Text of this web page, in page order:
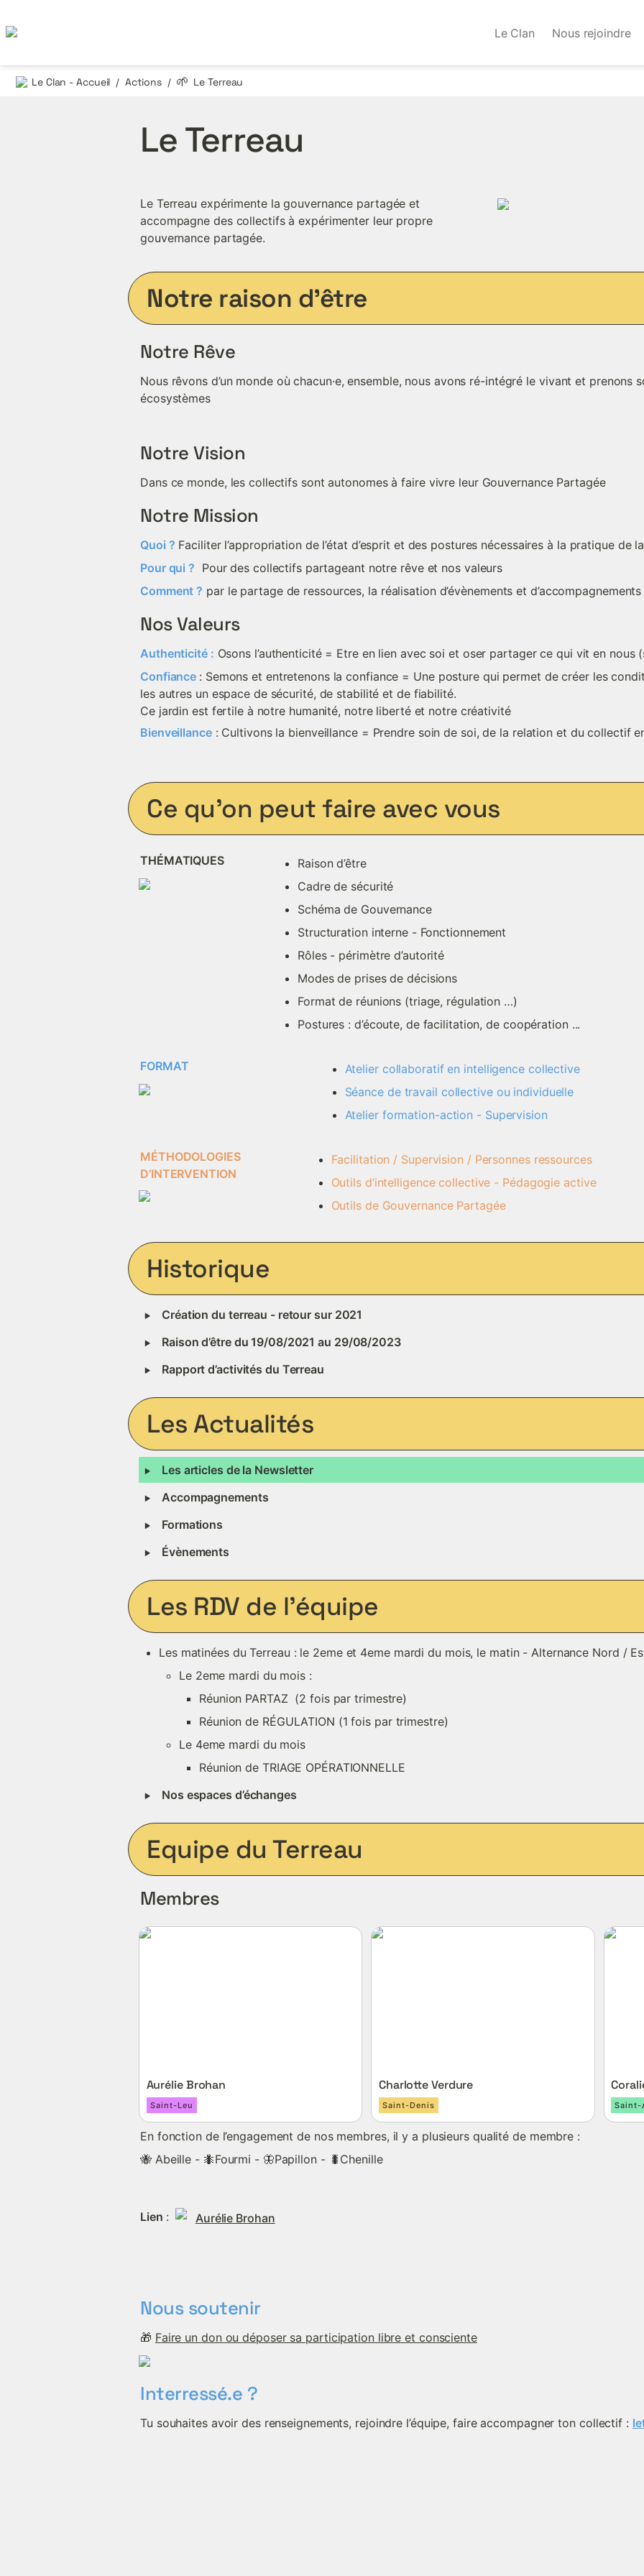
Le Clan Nous rejoindre
Le Clan - Accueil / Actions / 🌱 Le Terreau
Le Terreau
Le Terreau expérimente la gouvernance partagée et
accompagne des collectifs à expérimenter leur propre
gouvernance partagée.
Notre raison d’être
Notre Rêve
Nous rêvons d’un monde où chacun·e, ensemble, nous avons ré-intégré le vivant et prenons
écosystèmes
Notre Vision
Dans ce monde, les collectifs sont autonomes à faire vivre leur Gouvernance Partagée
Notre Mission
Quoi ? Faciliter l’appropriation de l’état d’esprit et des postures nécessaires à la pratique de
Pour qui ?
  Pour des collectifs partageant notre rêve et nos valeurs
Comment ? par le partage de ressources, la réalisation d’évènements et d’accompagnements
Nos Valeurs
Authenticité : Osons l’authenticité = Etre en lien avec soi et oser partager ce qui vit en nous
Confiance : Semons et entretenons la confiance = Une posture qui permet de créer les
les autres un espace de sécurité, de stabilité et de fiabilité.
Ce jardin est fertile à notre humanité, notre liberté et notre créativité
Bienveillance : Cultivons la bienveillance = Prendre soin de soi, de la relation et du collectif
Ce qu’on peut faire avec vous
THÉMATIQUES
Raison d’être
Cadre de sécurité
Schéma de Gouvernance
Structuration interne - Fonctionnement
Rôles - périmètre d’autorité
Modes de prises de décisions
Format de réunions (triage, régulation …)
Postures : d’écoute, de facilitation, de coopération ...
FORMAT
Atelier collaboratif en intelligence collective
Séance de travail collective ou individuelle
Atelier formation-action - Supervision
MÉTHODOLOGIES
D’INTERVENTION
Facilitation / Supervision / Personnes ressources
Outils d’intelligence collective - Pédagogie active
Outils de Gouvernance Partagée
Historique
‣ Création du terreau - retour sur 2021
‣ Raison d’être du 19/08/2021 au 29/08/2023
‣ Rapport d’activités du Terreau
Les Actualités
‣ Les articles de la Newsletter
‣ Accompagnements
‣ Formations
‣ Évènements
Les RDV de l’équipe
Les matinées du Terreau : le 2eme et 4eme mardi du mois, le matin - Alternance Nord /
Le 2eme mardi du mois :
Réunion PARTAZ  (2 fois par trimestre)
Réunion de RÉGULATION (1 fois par trimestre)
Le 4eme mardi du mois
Réunion de TRIAGE OPÉRATIONNELLE
‣ Nos espaces d’échanges
Equipe du Terreau
Membres
Aurélie Brohan
Aurélie Brohan
Saint-Leu
Charlotte Verdure
Charlotte Verdure
Saint-Denis Saint-
En fonction de l’engagement de nos membres, il y a plusieurs qualité de membre :
🐝 Abeille - 🐜Fourmi - 🦋Papillon - 🐛Chenille
Lien : Aurélie Brohan
Nous soutenir
🎁 Faire un don ou déposer sa participation libre et consciente
Interressé.e ?
Tu souhaites avoir des renseignements, rejoindre l’équipe, faire accompagner ton collectif :